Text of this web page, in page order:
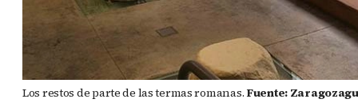
Los restos de parte de las termas romanas. Fuente: